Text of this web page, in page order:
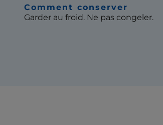
Comment conserver
Garder au froid. Ne pas congeler.